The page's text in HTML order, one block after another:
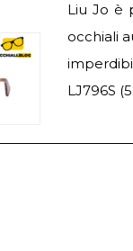
Liu Jo è
occhiali
LJ796S